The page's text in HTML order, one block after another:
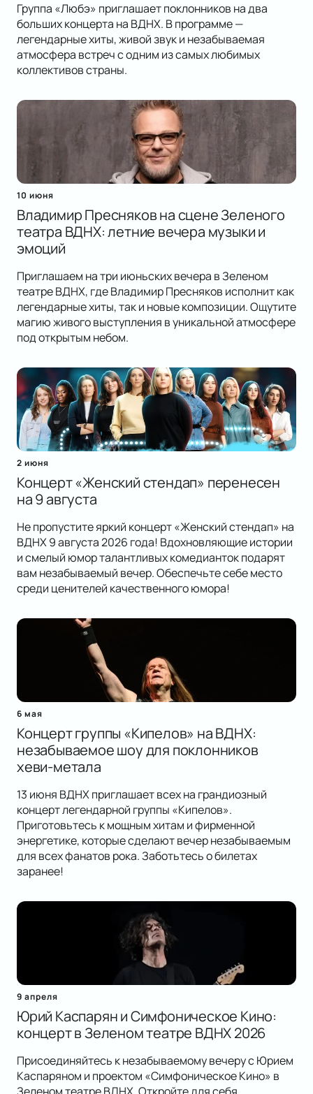
Группа «Любэ» приглашает поклонников на два
больших концерта на ВДНХ. В программе —
легендарные хиты, живой звук и незабываемая
атмосфера встреч с одним из самых любимых
коллективов страны.
10 июня
Владимир Пресняков на сцене Зеленого
театра ВДНХ: летние вечера музыки и
эмоций
Приглашаем на три июньских вечера в Зеленом
театре ВДНХ, где Владимир Пресняков исполнит как
легендарные хиты, так и новые композиции. Ощутите
магию живого выступления в уникальной атмосфере
под открытым небом.
2 июня
Концерт «Женский стендап» перенесен
на 9 августа
Не пропустите яркий концерт «Женский стендап» на
ВДНХ 9 августа 2026 года! Вдохновляющие истории
и смелый юмор талантливых комедианток подарят
вам незабываемый вечер. Обеспечьте себе место
среди ценителей качественного юмора!
6 мая
Концерт группы «Кипелов» на ВДНХ:
незабываемое шоу для поклонников
хеви-метала
13 июня ВДНХ приглашает всех на грандиозный
концерт легендарной группы «Кипелов».
Приготовьтесь к мощным хитам и фирменной
энергетике, которые сделают вечер незабываемым
для всех фанатов рока. Заботьтесь о билетах
заранее!
9 апреля
Юрий Каспарян и Симфоническое Кино:
концерт в Зеленом театре ВДНХ 2026
Присоединяйтесь к незабываемому вечеру с Юрием
Каспаряном и проектом «Симфоническое Кино» в